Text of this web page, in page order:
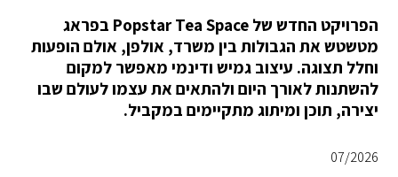
הפרויקט החדש של Popstar Tea Space בפראג
מטשטש את הגבולות בין משרד, אולפן, אולם הופעות
וחלל תצוגה. עיצוב גמיש ודינמי מאפשר למקום
להשתנות לאורך היום ולהתאים את עצמו לעולם שבו
יצירה, תוכן ומיתוג מתקיימים במקביל.
07/2026